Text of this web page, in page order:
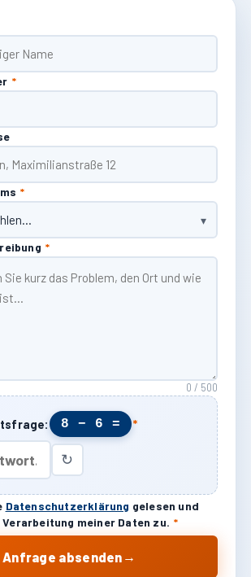
*
*
*
0 / 500
8 − 6 = *
↻
Datenschutzerklärung gelesen und
meiner Daten zu. *
Anfrage absenden →